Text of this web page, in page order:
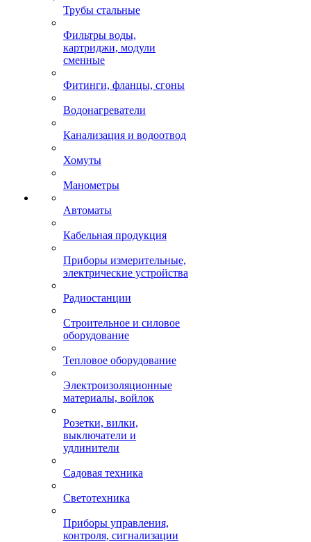
Трубы стальные
Фильтры воды,
картриджи, модули
сменные
Фитинги, фланцы, сгоны
Водонагреватели
Канализация и водоотвод
Хомуты
Манометры
Автоматы
Кабельная продукция
Приборы измерительные,
электрические устройства
Радиостанции
Строительное и силовое
оборудование
Тепловое оборудование
Электроизоляционные
материалы, войлок
Розетки, вилки,
выключатели и
удлинители
Садовая техника
Светотехника
Приборы управления,
контроля, сигнализации